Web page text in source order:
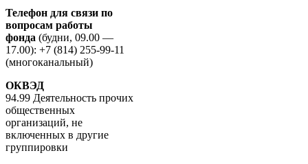
Телефон для связи по
вопросам работы
фонда (будни, 09.00 —
17.00): +7 (814) 255-99-11
(многоканальный)
ОКВЭД
94.99 Деятельность прочих
общественных
организаций, не
включенных в другие
группировки